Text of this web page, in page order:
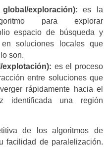
exploración): es la
para explorar
espacio de búsqueda y
soluciones locales que
son.
explotación): es el proceso
entre soluciones que
rápidamente hacia el
identificada una región
de los algoritmos de
facilidad de paralelización.